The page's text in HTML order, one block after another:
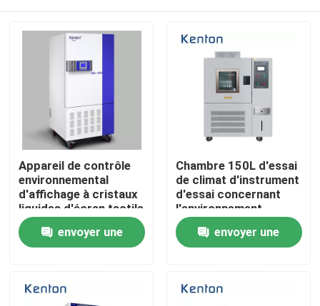
Accueil
A propos de nous
Produits
Appareil de contrôle
environnemental
d'affichage à cristaux
liquides d'écran tactile
de climat d'essai de
chambre d'humidité
programmable de la
envoyer une
Chambre 150L d'essai
de climat d'instrument
d'essai concernant
l'environnement
d'humidité de la
températureenvoyer une